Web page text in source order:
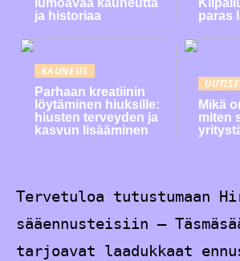
lumoavaa kauneutta
ja historiaa
paras
KAUNEUS
Parhaan kreatiinin
löytäminen hiuksille:
hiusten terveyden ja
kasvun lisääminen
Mikä
miten
Tervetuloa tutustumaan
sääennusteisiin –
tarjoavat laadukkaat